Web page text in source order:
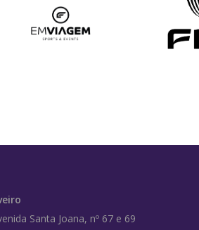
Santa Joana, nº 67 e 69